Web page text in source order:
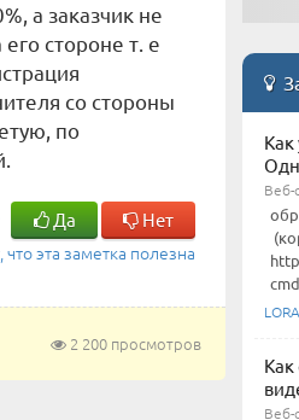
а заказчик не
стороне т. е
со стороны
по
Да Нет
что эта заметка полезна
2 200 просмотров
Веб-
Веб-